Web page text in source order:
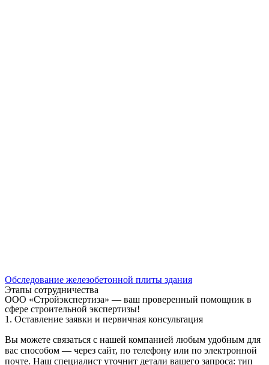
Обследование железобетонной плиты здания
Этапы сотрудничества
ООО «Стройэкспертиза» — ваш проверенный помощник в
сфере строительной экспертизы!
1. Оставление заявки и первичная консультация
Вы можете связаться с нашей компанией любым удобным для
вас способом — через сайт, по телефону или по электронной
почте. Наш специалист уточнит детали вашего запроса: тип